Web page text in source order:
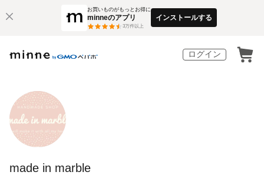
お買いものがもっとお得に
minneのアプリ
3万件以上
インストールする
ログイン
made in marble